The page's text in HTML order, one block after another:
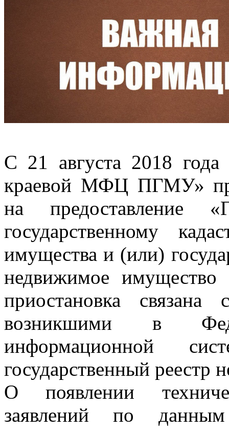
С 21 августа 2018
краевой МФЦ ПГМУ»
на предоставление
государственному
имущества и (или)
недвижимое
приостановка
возникшими в
информационной
государственный
О появлении
заявлений по